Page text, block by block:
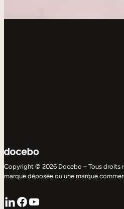
Copyright © 2026 Docebo – Tous droits
marque déposée ou une marque
LinkedIn
Facebook
YouTube